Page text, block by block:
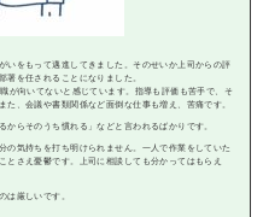
いをもって邁進してきました。そのせいか上司からの評
を任されることになりました。
が向いてないと感じています。指導も評価も苦手で、そ
、会議や書類関係など面倒な仕事も増え、苦痛です。
らそのうち慣れる」などと言われるばかりです。
気持ちを打ち明けられません。一人で作業をしていた
さえ憂鬱です。上司に相談しても分かってはもらえ
厳しいです。